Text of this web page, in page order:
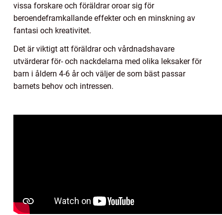
vissa forskare och föräldrar oroar sig för
beroendeframkallande effekter och en minskning av
fantasi och kreativitet.
Det är viktigt att föräldrar och vårdnadshavare
utvärderar för- och nackdelarna med olika leksaker för
barn i åldern 4-6 år och väljer de som bäst passar
barnets behov och intressen.